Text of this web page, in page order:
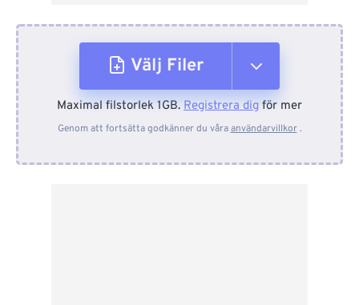
Välj Filer
Från enhet
Maximal filstorlek 1GB. Registrera dig för mer
Genom att fortsätta godkänner du våraanvändarvillkor.